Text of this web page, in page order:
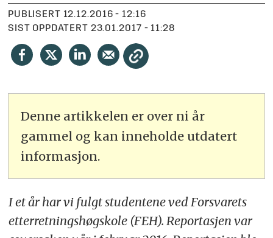
PUBLISERT
12.12.2016 - 12:16
SIST OPPDATERT
23.01.2017 - 11:28
Denne artikkelen er over ni år
gammel og kan inneholde utdatert
informasjon.
​​​I et år har vi fulgt studentene ved Forsvarets
etterretningshøgskole (FEH). Reportasjen var